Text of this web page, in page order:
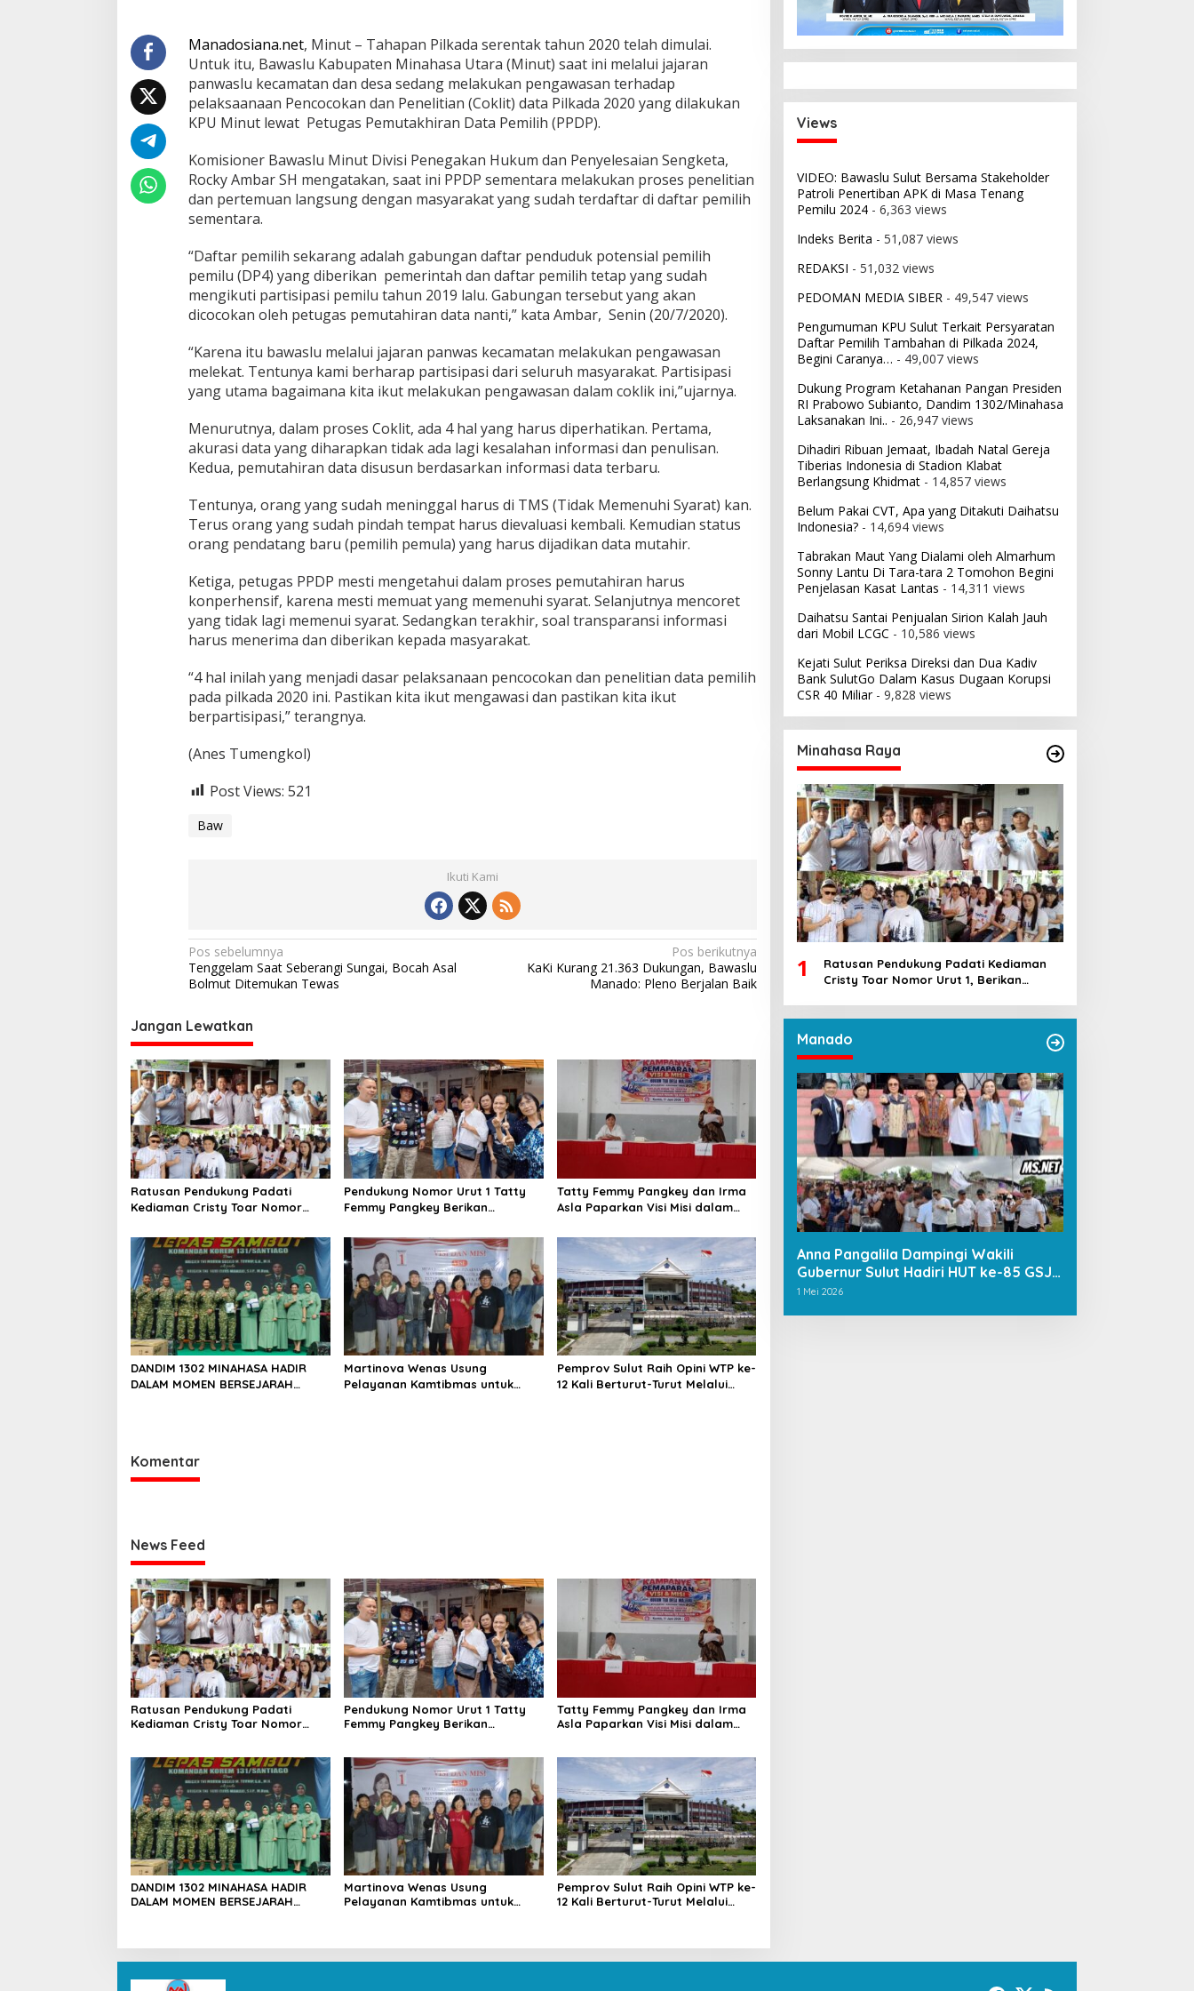
m
i
t
a
I
u
t
B
e
a
t
i
s
p
s
i
Manadosiana.net, Minut – Tahapan Pilkada serentak tahun 2020 telah dimulai.
Untuk itu, Bawaslu Kabupaten Minahasa Utara (Minut) saat ini melalui jajaran
panwaslu kecamatan dan desa sedang melakukan pengawasan terhadap
pelaksaanaan Pencocokan dan Penelitian (Coklit) data Pilkada 2020 yang dilakukan
KPU Minut lewat Petugas Pemutakhiran Data Pemilih (PPDP).
Komisioner Bawaslu Minut Divisi Penegakan Hukum dan Penyelesaian Sengketa,
Rocky Ambar SH mengatakan, saat ini PPDP sementara melakukan proses penelitian
dan pertemuan langsung dengan masyarakat yang sudah terdaftar di daftar pemilih
sementara.
“Daftar pemilih sekarang adalah gabungan daftar penduduk potensial pemilih
pemilu (DP4) yang diberikan pemerintah dan daftar pemilih tetap yang sudah
mengikuti partisipasi pemilu tahun 2019 lalu. Gabungan tersebut yang akan
dicocokan oleh petugas pemutahiran data nanti,” kata Ambar, Senin (20/7/2020).
“Karena itu bawaslu melalui jajaran panwas kecamatan melakukan pengawasan
melekat. Tentunya kami berharap partisipasi dari seluruh masyarakat. Partisipasi
yang utama bagaimana kita ikut melakukan pengawasan dalam coklik ini,”ujarnya.
Menurutnya, dalam proses Coklit, ada 4 hal yang harus diperhatikan. Pertama,
akurasi data yang diharapkan tidak ada lagi kesalahan informasi dan penulisan.
Kedua, pemutahiran data disusun berdasarkan informasi data terbaru.
Tentunya, orang yang sudah meninggal harus di TMS (Tidak Memenuhi Syarat) kan.
Terus orang yang sudah pindah tempat harus dievaluasi kembali. Kemudian status
orang pendatang baru (pemilih pemula) yang harus dijadikan data mutahir.
Ketiga, petugas PPDP mesti mengetahui dalam proses pemutahiran harus
konperhensif, karena mesti memuat yang memenuhi syarat. Selanjutnya mencoret
yang tidak lagi memenui syarat. Sedangkan terakhir, soal transparansi informasi
harus menerima dan diberikan kepada masyarakat.
“4 hal inilah yang menjadi dasar pelaksanaan pencocokan dan penelitian data pemilih
pada pilkada 2020 ini. Pastikan kita ikut mengawasi dan pastikan kita ikut
berpartisipasi,” terangnya.
(Anes Tumengkol)
Post Views: 521
Baw
Ikuti Kami
N
a
i
g
a
s
i
p
o
s
Pos sebelumnya
Tenggelam Saat Seberangi Sungai, Bocah Asal
Bolmut Ditemukan Tewas
Pos berikutnya
KaKi Kurang 21.363 Dukungan, Bawaslu
Manado: Pleno Berjalan Baik
Jangan Lewatkan
Ratusan Pendukung Padati
Kediaman Cristy Toar Nomor
Kepada Calon Hukum Tua
Walantakan
Pendukung Nomor Urut 1 Tatty
Femmy Pangkey Berikan
Pemaparan Visi dan Misi di Desa
Waleure
Tatty Femmy Pangkey dan Irma
Asla Paparkan Visi Misi dalam
Desa Waleure
DANDIM 1302 MINAHASA HADIR
DALAM MOMEN BERSEJARAH
Martinova Wenas Usung
Pelayanan Kamtibmas untuk
Pemprov Sulut Raih Opini WTP ke-
12 Kali Berturut-Turut Melalui
Komentar
News Feed
Ratusan Pendukung Padati
Kediaman Cristy Toar Nomor
Walantakan
Pendukung Nomor Urut 1 Tatty
Femmy Pangkey Berikan
Waleure
Tatty Femmy Pangkey dan Irma
Asla Paparkan Visi Misi dalam
DANDIM 1302 MINAHASA HADIR
DALAM MOMEN BERSEJARAH
Martinova Wenas Usung
Pelayanan Kamtibmas untuk
Pemprov Sulut Raih Opini WTP ke-
12 Kali Berturut-Turut Melalui
Views
VIDEO: Bawaslu Sulut Bersama Stakeholder
Patroli Penertiban APK di Masa Tenang
Pemilu 2024- 6,363 views
Indeks Berita - 51,087 views
REDAKSI - 51,032 views
PEDOMAN MEDIA SIBER- 49,547 views
Pengumuman KPU Sulut Terkait Persyaratan
Daftar Pemilih Tambahan di Pilkada 2024,
Begini Caranya… - 49,007 views
Dukung Program Ketahanan Pangan Presiden
RI Prabowo Subianto, Dandim 1302/Minahasa
Laksanakan Ini.. - 26,947 views
Dihadiri Ribuan Jemaat, Ibadah Natal Gereja
Tiberias Indonesia di Stadion Klabat
Berlangsung Khidmat- 14,857 views
Belum Pakai CVT, Apa yang Ditakuti Daihatsu
Indonesia?- 14,694 views
Tabrakan Maut Yang Dialami oleh Almarhum
Sonny Lantu Di Tara-tara 2 Tomohon Begini
Penjelasan Kasat Lantas - 14,311 views
Daihatsu Santai Penjualan Sirion Kalah Jauh
dari Mobil LCGC - 10,586 views
Kejati Sulut Periksa Direksi dan Dua Kadiv
Bank SulutGo Dalam Kasus Dugaan Korupsi
CSR 40 Miliar- 9,828 views
Minahasa Raya
1
Ratusan Pendukung Padati Kediaman
Cristy Toar Nomor Urut 1, Berikan
Manado
Anna Pangalila Dampingi Wakili
Gubernur Sulut Hadiri HUT ke-85 GSJA
Se-Sulut–Gorontalo di Langowan
1 Mei 2026